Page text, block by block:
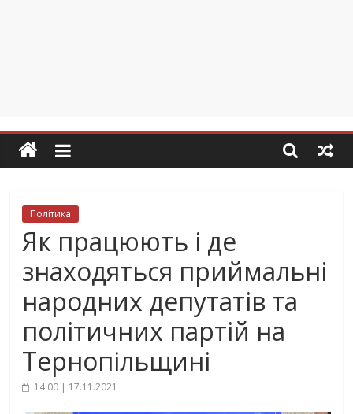
Політика
Як працюють і де
знаходяться приймальні
народних депутатів та
політичних партій на
Тернопільщині
14:00 | 17.11.2021